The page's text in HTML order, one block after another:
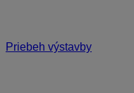
Priebeh výstavby